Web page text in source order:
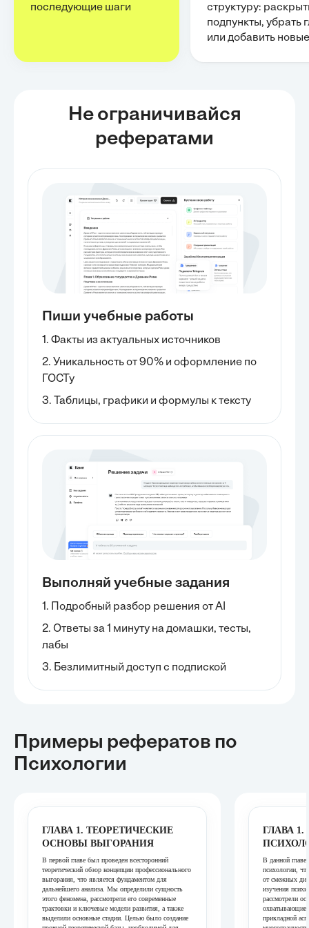
последующие шаги
структуру:
подпункты, убрать
или добавить новые
Не ограничивайся
рефератами
Пиши учебные работы
1. Факты из актуальных источников
2. Уникальность от 90% и оформление по
ГОСТу
3. Таблицы, графики и формулы к тексту
Выполняй учебные задания
1. Подробный разбор решения от AI
2. Ответы за 1 минуту на домашки, тесты,
лабы
3. Безлимитный доступ с подпиской
Примеры рефератов по
Психологии
ГЛАВА 1. ТЕОРЕТИЧЕСКИЕ
ОСНОВЫ ВЫГОРАНИЯ
В первой главе был проведен всесторонний
теоретический обзор концепции профессионального
выгорания, что является фундаментом для
дальнейшего анализа. Мы определили сущность
этого феномена, рассмотрели его современные
трактовки и ключевые модели развития, а также
выделили основные стадии. Целью было создание
ГЛАВА
В данной главе
психологии,
от смежных
изучения
рассмотрели
охватывающие
прикладной